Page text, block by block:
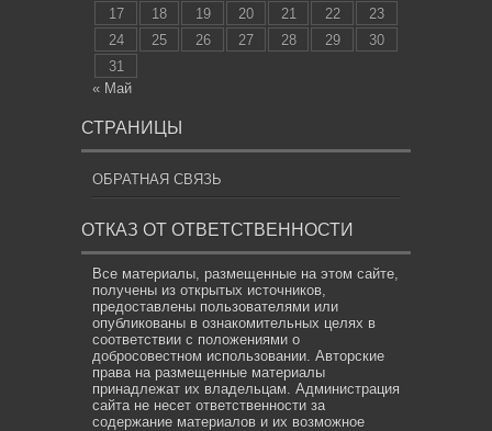
17
18 19 20 21 22
23
24
25 26 27 28 29
30
31
« Май
СТРАНИЦЫ
ОБРАТНАЯ СВЯЗЬ
ОТКАЗ ОТ ОТВЕТСТВЕННОСТИ
Все материалы, размещенные на этом сайте,
получены из открытых источников,
предоставлены пользователями или
опубликованы в ознакомительных целях в
соответствии с положениями о
добросовестном использовании. Авторские
права на размещенные материалы
принадлежат их владельцам. Администрация
сайта не несет ответственности за
содержание материалов и их возможное